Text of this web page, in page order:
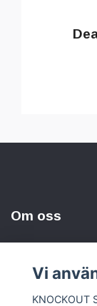
Om oss
Sociala
Vi
KNOCKOUT